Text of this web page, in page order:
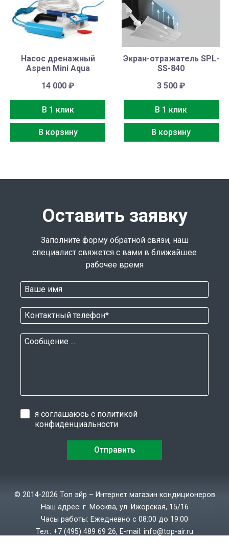
Насос дренажный
Aspen Mini Aqua
14 000₽
В 1 клик
В корзину
Экран-отражатель SPL-
SS-840
3 500₽
В 1 клик
В корзину
Оставить заявку
Заполните форму обратной связи, наш
специалист свяжется с вами в ближайшее
рабочее время
я соглашаюсь с политикой
конфиденциальности
© 2014-2026 Топ эйр – Интернет магазин кондиционеров
Наш адрес: г. Москва, ул. Ижорская, 15/16
Часы работы: Ежедневно с 08:00 до 19:00
Тел.: +7 (495) 489 69 26, E-mail: info@top-air.ru